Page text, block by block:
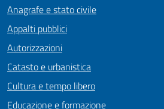
Anagrafe e stato civile
Appalti pubblici
Autorizzazioni
Catasto e urbanistica
Cultura e tempo libero
Educazione e formazione